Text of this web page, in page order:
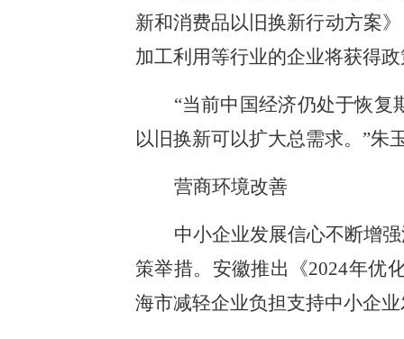
新和消费品以旧换新行动方案
加工利用等行业的企业将获得
“当前中国经济仍处于恢
以旧换新可以扩大总需求。”朱
营商环境改善
中小企业发展信心不断增
策举措。安徽推出《2024年优
海市减轻企业负担支持中小企